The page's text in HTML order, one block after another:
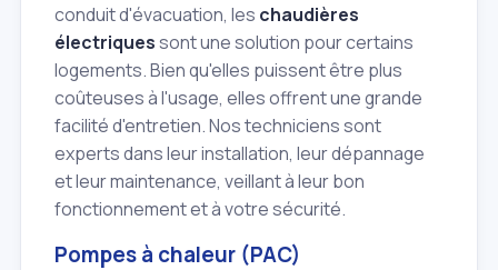
conduit d'évacuation, les chaudières
électriquessont une solution pour certains
logements. Bien qu'elles puissent être plus
coûteuses à l'usage, elles offrent une grande
facilité d'entretien. Nos techniciens sont
experts dans leur installation, leur dépannage
et leur maintenance, veillant à leur bon
fonctionnement et à votre sécurité.
Pompes à chaleur (PAC)